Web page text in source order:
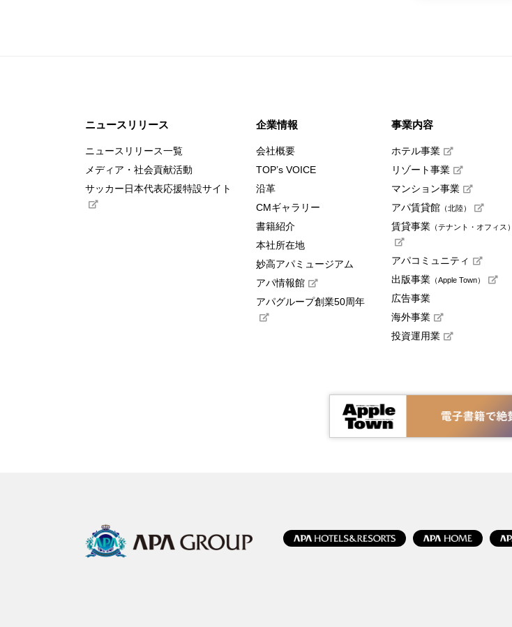
ニュースリリース
ニュースリリース一覧
メディア・社会貢献活動
サッカー日本代表応援特設サイト
企業情報
会社概要
TOP’s VOICE
沿革
CMギャラリー
書籍紹介
本社所在地
妙高アパミュージアム
アパ情報館
アパグループ創業50周年
事業内容
ホテル事業
リゾート事業
マンション事業
アパ賃貸館（北陸）
賃貸事業（テナント・オフィス）
アパコミュニティ
出版事業（Apple Town）
広告事業
海外事業
投資運用業